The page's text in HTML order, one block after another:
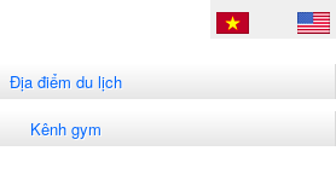
Địa điểm du lịch
Kênh gym